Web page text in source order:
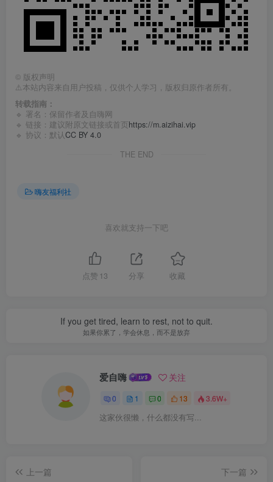
© 版权声明
⚠️本站内容来自用户投稿，仅供个人学习，版权归原作者所有。
转载指南：
🔹 署名：保留作者及 自嗨网
🔹 链接：建议附原文链接或首页https://m.aizihai.vip
🔹 协议：默认CC BY 4.0
THE END
嗨友福利社
喜欢就支持一下吧
点赞 13 分享 收藏
If you get tired, learn to rest, not to quit.
如果你累了，学会休息，而不是放弃
爱自嗨 关注
0 1 0 13 3.6W+
这家伙很懒，什么都没有写...
上一篇
下一篇